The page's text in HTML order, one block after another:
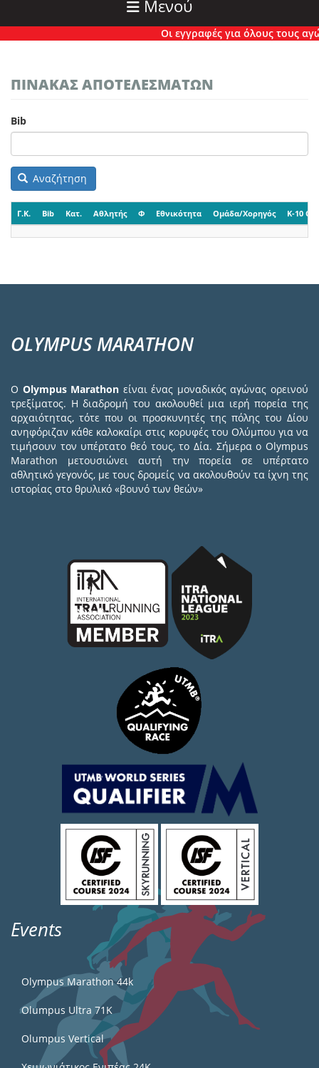
Μενού
Οι εγγραφές για όλους τους
ΠΙΝΑΚΑΣ ΑΠΟΤΕΛΕΣΜΑΤΩΝ
Bib
Αναζήτηση
Γ.Κ. Bib Κατ. Αθλητής Φ Εθνικότητα Ομάδα/Χορηγός K-10
OLYMPUS MARATHON
Ο Olympus Marathon είναι ένας μοναδικός αγώνας ορεινού
τρεξίματος. Η διαδρομή του ακολουθεί μια ιερή πορεία της
αρχαιότητας, τότε που οι προσκυνητές της πόλης του Δίου
ανηφόριζαν κάθε καλοκαίρι στις κορυφές του Ολύμπου για να
τιμήσουν τον υπέρτατο θεό τους, το Δία. Σήμερα ο Olympus
Marathon μετουσιώνει αυτή την πορεία σε υπέρτατο
αθλητικό γεγονός, με τους δρομείς να ακολουθούν τα ίχνη της
ιστορίας στο θρυλικό «βουνό των θεών»
Events
Olympus Marathon 44k
Olumpus Ultra 71K
Olumpus Vertical